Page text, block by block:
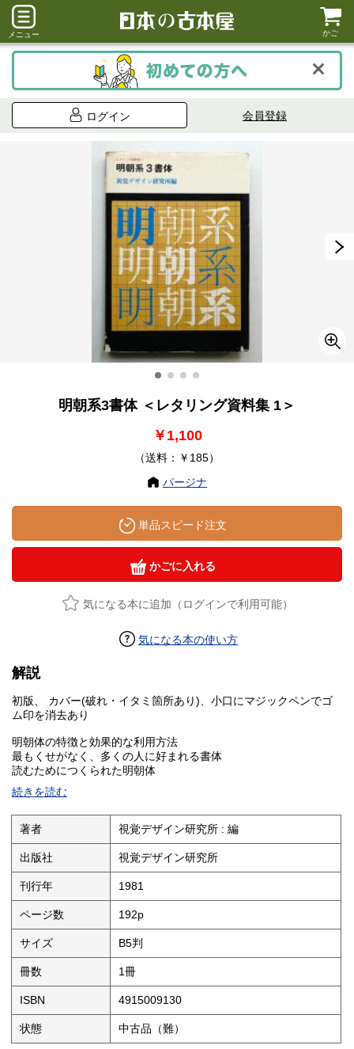
メニュー かご
ログイン 会員登録
明朝系3書体 ＜レタリング資料集 1＞
￥1,100
（送料：￥185）
パージナ
単品スピード注文
かごに入れる
気になる本に追加（ログインで利用可能）
気になる本の使い方
解説
初版、 カバー(破れ・イタミ箇所あり)、小口にマジックペンでゴ
ム印を消去あり
明朝体の特徴と効果的な利用方法
最もくせがなく、多くの人に好まれる書体
読むためにつくられた明朝体
明朝体を基本にしたロゴタイプ
活字体(書体)と読みやすさとの関係
本文は明朝体
図版説明文はゴシック体
江戸中期の明朝体
レタリングの順序
レタリングのポイントは字形のバランスと部分の形
1大きさを決め外枠をとる
2骨組みのバランスを整える
3ディテールや太さを決める
4肉付けして書体を具体化する
5バランスを調整する
6墨入れして仕上げる
第1部 バランスを整える7つの法則
1大きさを均一にする 見かけ上の大きさを同じ印象にする
2重心を中心にそろえる 重心が一定していないと読みづらい
3上下のバランスは下部を広く 上下の重心は下部にウェイトを置く
4左右同型の文字は右側に比重をかける
5ふところの空きを均一にする
続きを読む
著者 視覚デザイン研究所 : 編
出版社 視覚デザイン研究所
刊行年 1981
ページ数 192p
サイズ B5判
冊数 1冊
ISBN 4915009130
状態 中古品（難）